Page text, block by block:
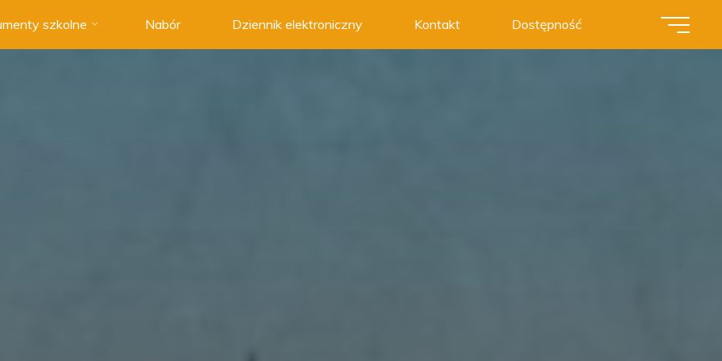
szkolne Nabór Dziennik elektroniczny Kontakt Dostępność